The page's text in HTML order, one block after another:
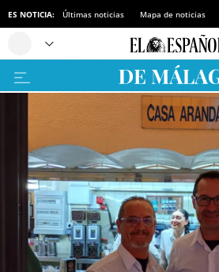
ES NOTICIA: Últimas noticias Mapa de noticias